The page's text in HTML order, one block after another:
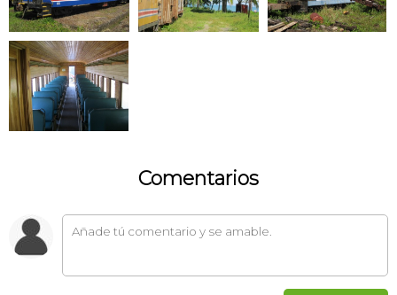
Comentarios